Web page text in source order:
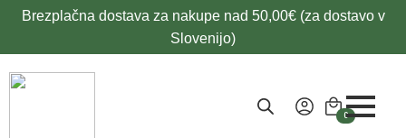
Brezplačna dostava za nakupe nad 50,00€ (za dostavo v
Slovenijo)
0